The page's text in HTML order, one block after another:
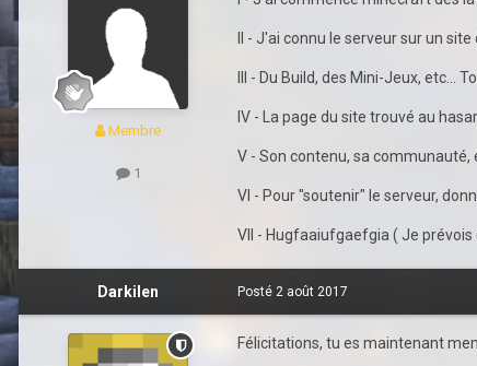
Membre
1
II - J'ai connu le serveur sur un
III - Du Build, des Mini-Jeux, etc...
IV - La page du site trouvé au
V - Son contenu, sa communauté,
VI - Pour "soutenir" le serveur,
VII - Hugfaaiufgaefgia ( Je
Darkilen Posté 2 août 2017
Félicitations, tu es maintenant